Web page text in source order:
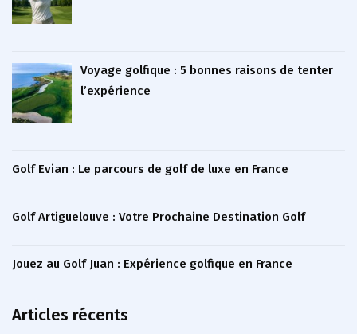
Voyage golfique : 5 bonnes raisons de tenter
l’expérience
Golf Evian : Le parcours de golf de luxe en France
Golf Artiguelouve : Votre Prochaine Destination Golf
Jouez au Golf Juan : Expérience golfique en France
Articles récents